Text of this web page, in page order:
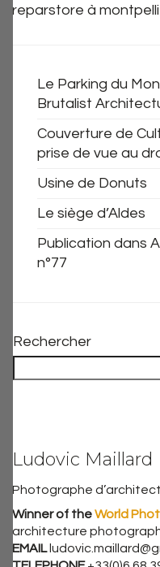
reparstore à
Le Parking du
Brutalist
Couverture de
prise de vue au
Usine de Donuts
Le siège d’Aldes
Publication dans
n°77
Rechercher
Ludovic Maillard
Photographe
Winner of theWorld
architecture
EMAIL